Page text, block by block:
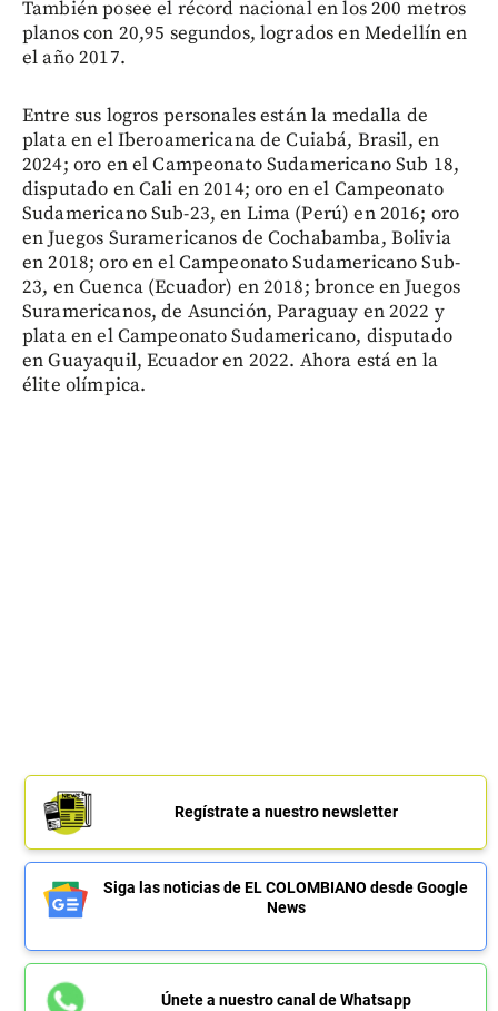
También posee el récord nacional en los 200 metros
planos con 20,95 segundos, logrados en Medellín en
el año 2017.
Entre sus logros personales están la medalla de
plata en el Iberoamericana de Cuiabá, Brasil, en
2024; oro en el Campeonato Sudamericano Sub 18,
disputado en Cali en 2014; oro en el Campeonato
Sudamericano Sub-23, en Lima (Perú) en 2016; oro
en Juegos Suramericanos de Cochabamba, Bolivia
en 2018; oro en el Campeonato Sudamericano Sub-
23, en Cuenca (Ecuador) en 2018; bronce en Juegos
Suramericanos, de Asunción, Paraguay en 2022 y
plata en el Campeonato Sudamericano, disputado
en Guayaquil, Ecuador en 2022. Ahora está en la
élite olímpica.
Regístrate a nuestro newsletter
Siga las noticias de EL COLOMBIANO desde Google
News
Únete a nuestro canal de Whatsapp